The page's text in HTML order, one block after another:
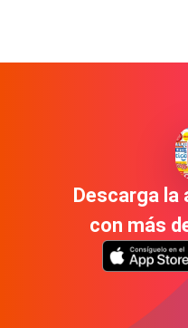
Descarga la
con más